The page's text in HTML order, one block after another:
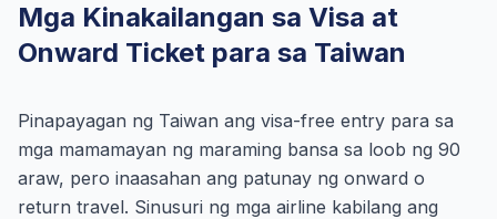
Mga Kinakailangan sa Visa at
Onward Ticket para sa Taiwan
Pinapayagan ng Taiwan ang visa-free entry para sa
mga mamamayan ng maraming bansa sa loob ng 90
araw, pero inaasahan ang patunay ng onward o
return travel. Sinusuri ng mga airline kabilang ang